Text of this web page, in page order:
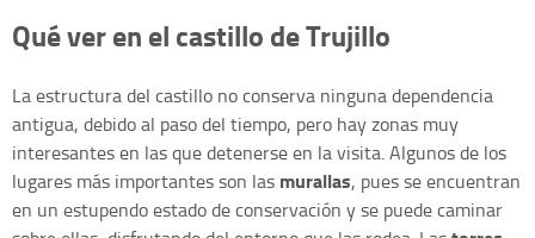
Qué ver en el castillo de Trujillo
La estructura del castillo no conserva ninguna dependencia
antigua, debido al paso del tiempo, pero hay zonas muy
interesantes en las que detenerse en la visita. Algunos de los
lugares más importantes son las murallas, pues se encuentran
en un estupendo estado de conservación y se puede caminar